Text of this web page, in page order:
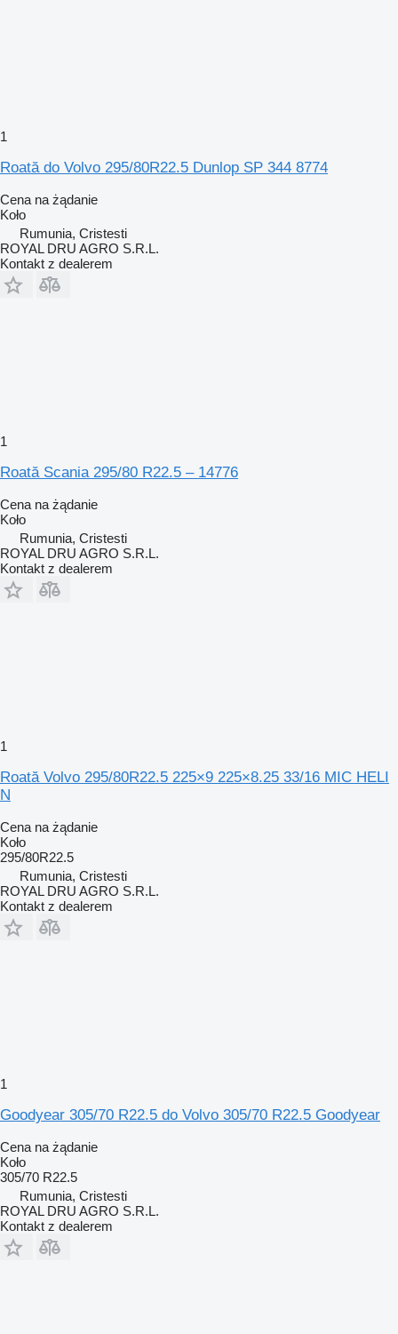
1
Roată do Volvo 295/80R22.5 Dunlop SP 344 8774
Cena na żądanie
Koło
Rumunia, Cristesti
ROYAL DRU AGRO S.R.L.
Kontakt z dealerem
1
Roată Scania 295/80 R22.5 – 14776
Cena na żądanie
Koło
Rumunia, Cristesti
ROYAL DRU AGRO S.R.L.
Kontakt z dealerem
1
Roată Volvo 295/80R22.5 225×9 225×8.25 33/16 MIC HELI
N
Cena na żądanie
Koło
295/80R22.5
Rumunia, Cristesti
ROYAL DRU AGRO S.R.L.
Kontakt z dealerem
1
Goodyear 305/70 R22.5 do Volvo 305/70 R22.5 Goodyear
Cena na żądanie
Koło
305/70 R22.5
Rumunia, Cristesti
ROYAL DRU AGRO S.R.L.
Kontakt z dealerem